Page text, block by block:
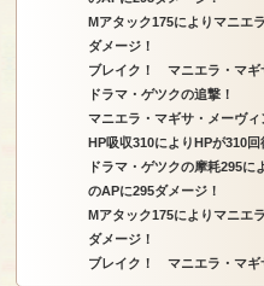
Mアタック175によりマニエ
ダメージ！
ブレイク！ マニエラ・マギ
ドラマ・ゲツクの追撃！
マニエラ・マギサ・メーヴィ
HP吸収310によりHPが310回
ドラマ・ゲツクの摩耗295
のAPに295ダメージ！
Mアタック175によりマニエ
ダメージ！
ブレイク！ マニエラ・マギ